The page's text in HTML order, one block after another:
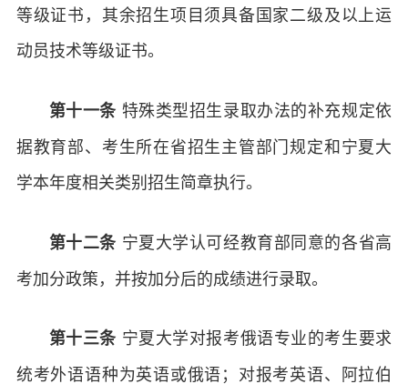
等级证书，其余招生项目须具备国家二级及以上运
动员技术等级证书。
第十一条 特殊类型招生录取办法的补充规定依
据教育部、考生所在省招生主管部门规定和宁夏大
学本年度相关类别招生简章执行。
第十二条 宁夏大学认可经教育部同意的各省高
考加分政策，并按加分后的成绩进行录取。
第十三条 宁夏大学对报考俄语专业的考生要求
统考外语语种为英语或俄语；对报考英语、阿拉伯